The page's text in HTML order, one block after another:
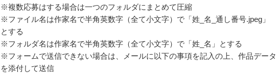
※複数応募はする場合は一つのフォルダにまとめて圧縮
※ファイル名は作家名で半角英数字（全て小文字）で「姓_名_通し番号.jpeg」
とする
※フォルダ名は作家名で半角英数字（全て小文字）で「姓_名」とする
※フォームで送信できない場合は、メールに以下の事項を記入の上、作品データ
を添付して送信